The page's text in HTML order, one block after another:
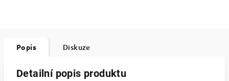
Popis Diskuze
Detailní popis produktu